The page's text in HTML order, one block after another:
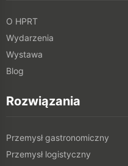
O HPRT
Wydarzenia
Wystawa
Blog
Rozwiązania
Przemysł gastronomiczny
Przemysł logistyczny